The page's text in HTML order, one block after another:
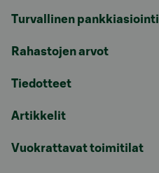
Turvallinen pankkiasiointi
Rahastojen arvot
Tiedotteet
Artikkelit
Vuokrattavat toimitilat